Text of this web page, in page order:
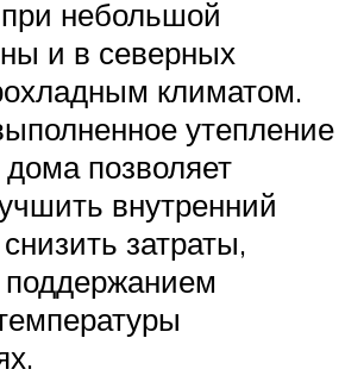
небольшой
и в северных
климатом.
утепление
позволяет
внутренний
затраты,